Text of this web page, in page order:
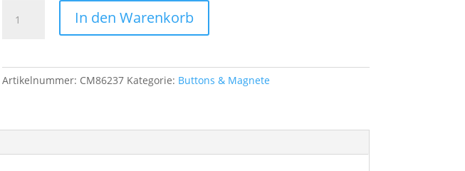
Handlettering
"Sternzeichen
In den Warenkorb
Artikelnummer: CM86237 Kategorie: Buttons & Magnete